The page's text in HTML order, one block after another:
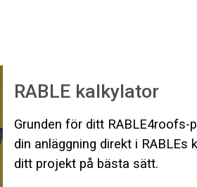
RABLE kalkylator
Grunden för ditt
din anläggning direkt i
ditt projekt på bästa sätt.